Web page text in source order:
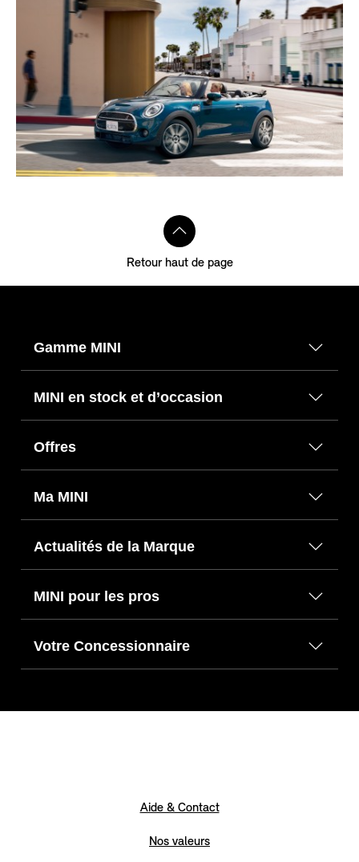
Retour haut de page
Gamme MINI
MINI en stock et d’occasion
Offres
Ma MINI
Actualités de la Marque
MINI pour les pros
Votre Concessionnaire
Aide & Contact
Nos valeurs